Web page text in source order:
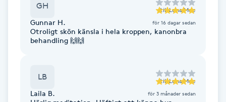
Fibromassage
GH till Lena Moe
Gunnar H. för 16 dagar sedan
Otroligt skön känsla i hela kroppen, kanonbra
behandling 🙌🙌
LB till Lena Moe
Laila B. för 3 månader sedan